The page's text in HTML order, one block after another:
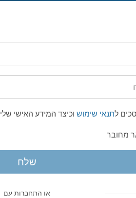
לתנאי שימוש וכיצד המידע האישי
מחובר
שלח
או התחברות עם